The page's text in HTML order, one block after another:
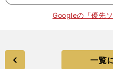
Googleの「優先
一覧